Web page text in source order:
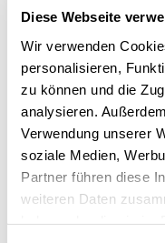
Diese Webseite
Wir verwenden
personalisieren,
zu können und die
analysieren.
Verwendung unserer
soziale Medien,
Partner führen diese
weiteren Daten
GEKAUFT